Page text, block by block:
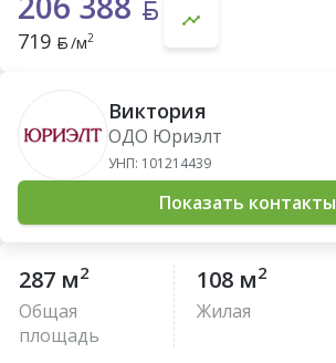
287 м2
Общая
площадь
108 м2
Жилая
719 /м2
Виктория
ОДО Юриэлт
УНП: 101214439
Показать контакты